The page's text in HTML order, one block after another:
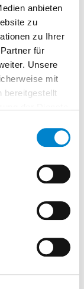
anbieten
zu
zu Ihrer
für
Unsere
mit
bereitgestellt
„Trend“
Öffnung
Elegant
flügeligen
für